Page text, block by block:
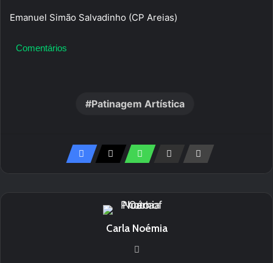
Emanuel Simão Salvadinho (CP Areias)
Comentários
Patinagem Artística
Carla Noémia